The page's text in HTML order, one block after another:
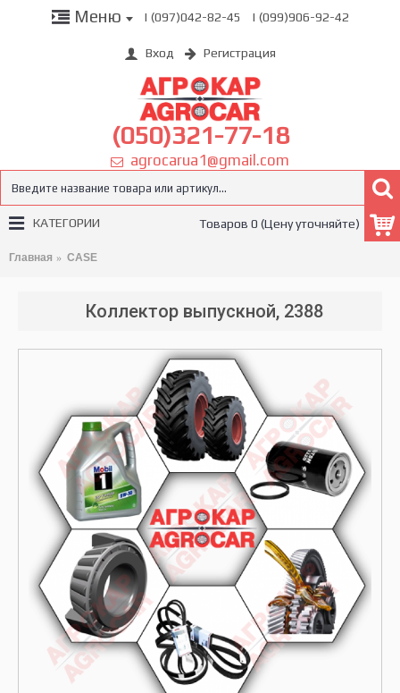
Меню | (097)042-82-45 | (099)906-92-42
Вход Регистрация
(050)321-77-18
agrocarua1@gmail.com
Товаров 0 (Цену уточняйте)
КАТЕГОРИИ
Главная CASE
Коллектор выпускной, 2388